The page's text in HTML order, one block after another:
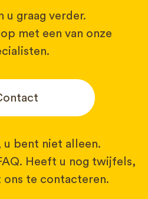
u graag verder.
met een van onze
u bent niet alleen.
Heeft u nog twijfels,
ons te contacteren.